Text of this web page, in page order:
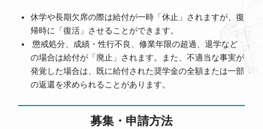
休学や長期欠席の際は給付が一時「休止」されますが、復
帰時に「復活」させることができます。
懲戒処分、成績・性行不良、修業年限の超過、退学など
の場合は給付が「廃止」されます。また、不適当な事実が
発覚した場合は、既に給付された奨学金の全額または一部
の返還を求められることがあります。
募集・申請方法